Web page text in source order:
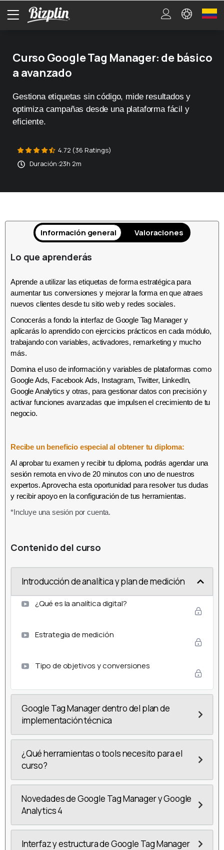
Curso Google Tag Manager: de básico
a avanzado
Gestiona etiquetas sin código, mide resultados y
optimiza campañas desde una plataforma fácil y
eficiente.
4.72 (36 Ratings)
Duración:23h 2m
Información general Valoraciones
Lo que aprenderás
Aprende a utilizar las etiquetas de forma estratégica para
aumentar tus conversiones y mejorar la forma en que atraes
nuevos clientes desde tu sitio web y redes sociales.
Conocerás a fondo la interfaz de Google Tag Manager y
aplicarás lo aprendido con ejercicios prácticos en cada módulo,
trabajando con variables, activadores, remarketing y mucho
más.
Domina el uso de información y variables de plataformas como
Google Ads, Facebook Ads, Instagram, Twitter, LinkedIn,
Google Analytics y otras, para gestionar datos con precisión y
activar funciones avanzadas que impulsen el crecimiento de tu
negocio.
Recibe un beneficio especial al obtener tu diploma:
Al aprobar tu examen y recibir tu diploma, podrás agendar una
sesión remota en vivo de 20 minutos con uno de nuestros
expertos. Aprovecha esta oportunidad para resolver tus dudas
y recibir apoyo en la configuración de tus herramientas.
*Incluye una sesión por cuenta.
Contenido del curso
Introducción de analítica y plan de medición
¿Qué es la analítica digital?
Estrategia de medición
Tipo de objetivos y conversiones
Google Tag Manager dentro del plan de
implementación técnica
¿Qué herramientas o tools necesito para el
curso?
Novedades de Google Tag Manager y Google
Analytics 4
Interfaz y estructura de Google Tag Manager